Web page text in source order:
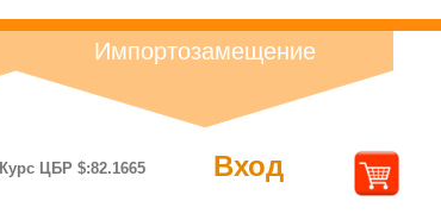
Импортозамещение
Курс ЦБР $:82.1665 Вход